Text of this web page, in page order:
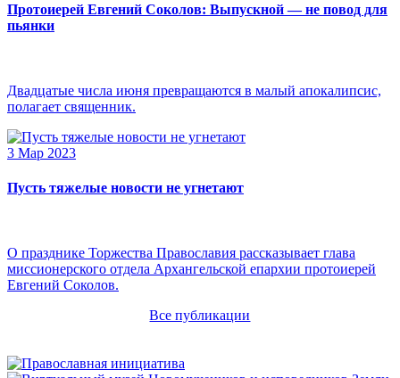
Протоиерей Евгений Соколов: Выпускной — не повод для
пьянки
Двадцатые числа июня превращаются в малый апокалипсис,
полагает священник.
3 Мар 2023
Пусть тяжелые новости не угнетают
О празднике Торжества Православия рассказывает глава
миссионерского отдела Архангельской епархии протоиерей
Евгений Соколов.
Все публикации